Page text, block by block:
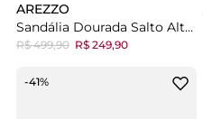
AREZZO
Sandália Dourada Salto Alto Taça Amarração
R$ 499,90 R$ 249,90
-41%